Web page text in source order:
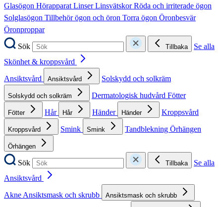
Glasögon HörapparatLinserLinsvätskorRöda och irriterade ögon
Solglasögon Tillbehör ögon och öron Torra ögon Öronbesvär
Öronproppar
Sök
Tillbaka
Se alla
Skönhet & kroppsvård
Ansiktsvård
Ansiktsvård Solskydd och solkräm
Solskydd och solkräm Dermatologisk hudvård Fötter
Fötter Hår Hår Händer Händer Kroppsvård
Kroppsvård Smink Smink Tandblekning Örhängen
Örhängen
Sök Tillbaka
Se alla
Ansiktsvård
AkneAnsiktsmask och skrubb Ansiktsmask och skrubb